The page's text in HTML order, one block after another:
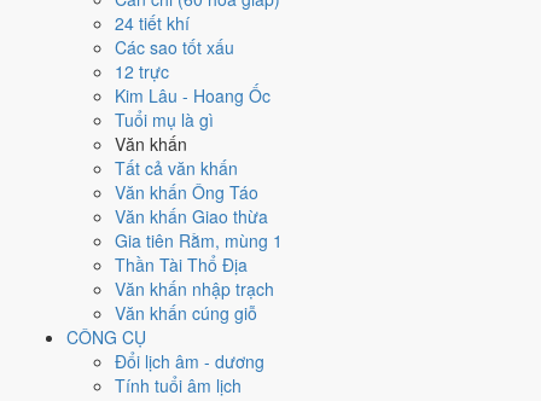
24 tiết khí
Các sao tốt xấu
12 trực
Kim Lâu - Hoang Ốc
Tuổi mụ là gì
Văn khấn
Tất cả văn khấn
Văn khấn Ông Táo
Văn khấn Giao thừa
Gia tiên Rằm, mùng 1
Thần Tài Thổ Địa
Văn khấn nhập trạch
Văn khấn cúng giỗ
CÔNG CỤ
Đổi lịch âm - dương
Tính tuổi âm lịch
Ngày 24/8/2026 đạt5.7/10 trung bình cho 7 việc chính: cao nhất là
Mở kho - xuất hàng (8/10)
Trực Khai (ngày khai mở, bắt đầu mới) nhưng gặp Sao Bạch Hổ hắc
đạo nên điểm từng việc chênh nhau như bảng dưới.
Cưới hỏi - đính hôn
Tốt
Cưới hỏi - đính hôn hôm nay ở
, nhưng Ngày Hắc Đạo kéo giảm điểm.
Cách tính ngày tốt
Khai trương - mở cửa hàng
Tốt
Khai trương - mở cửa hàng hôm nay ở
Trực Khai, nhưng Ngày Hắc Đạo kéo giảm điểm.